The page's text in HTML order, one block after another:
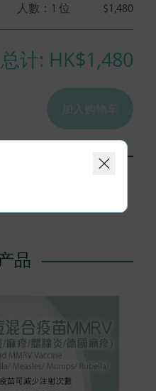
人數： 1 位 $1,480
总计: HK$1,480
加入购物车
品